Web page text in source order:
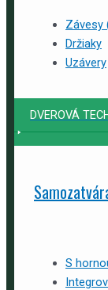
Závesy
Držiaky
Uzávery
DVEROVÁ
S